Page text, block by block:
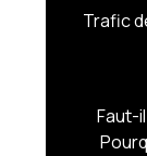
Trafic
Faut-